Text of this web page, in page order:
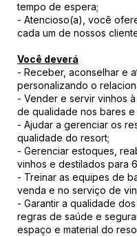
tempo de espera;
- Atencioso(a), você
cada um de nossos
Você deverá
- Receber, aconselhar e
personalizando o
- Vender e servir vinhos
de qualidade nos bares
- Ajudar a gerenciar os
qualidade do resort;
- Gerenciar estoques,
vinhos e destilados para
- Treinar as equipes de
venda e no serviço de
- Garantir a qualidade
regras de saúde e
espaço e material do